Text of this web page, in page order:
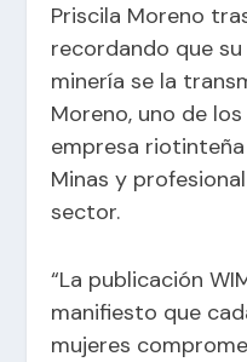
Priscila Moreno
recordando que su
minería se la
Moreno, uno de
empresa
Minas y
sector.
“La publicación
manifiesto que
mujeres